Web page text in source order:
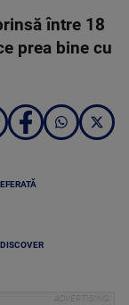
între 18
prea bine cu